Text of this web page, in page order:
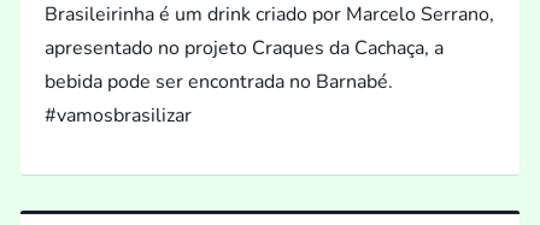
Brasileirinha é um drink criado por Marcelo Serrano,
apresentado no projeto Craques da Cachaça, a
bebida pode ser encontrada no Barnabé.
#vamosbrasilizar